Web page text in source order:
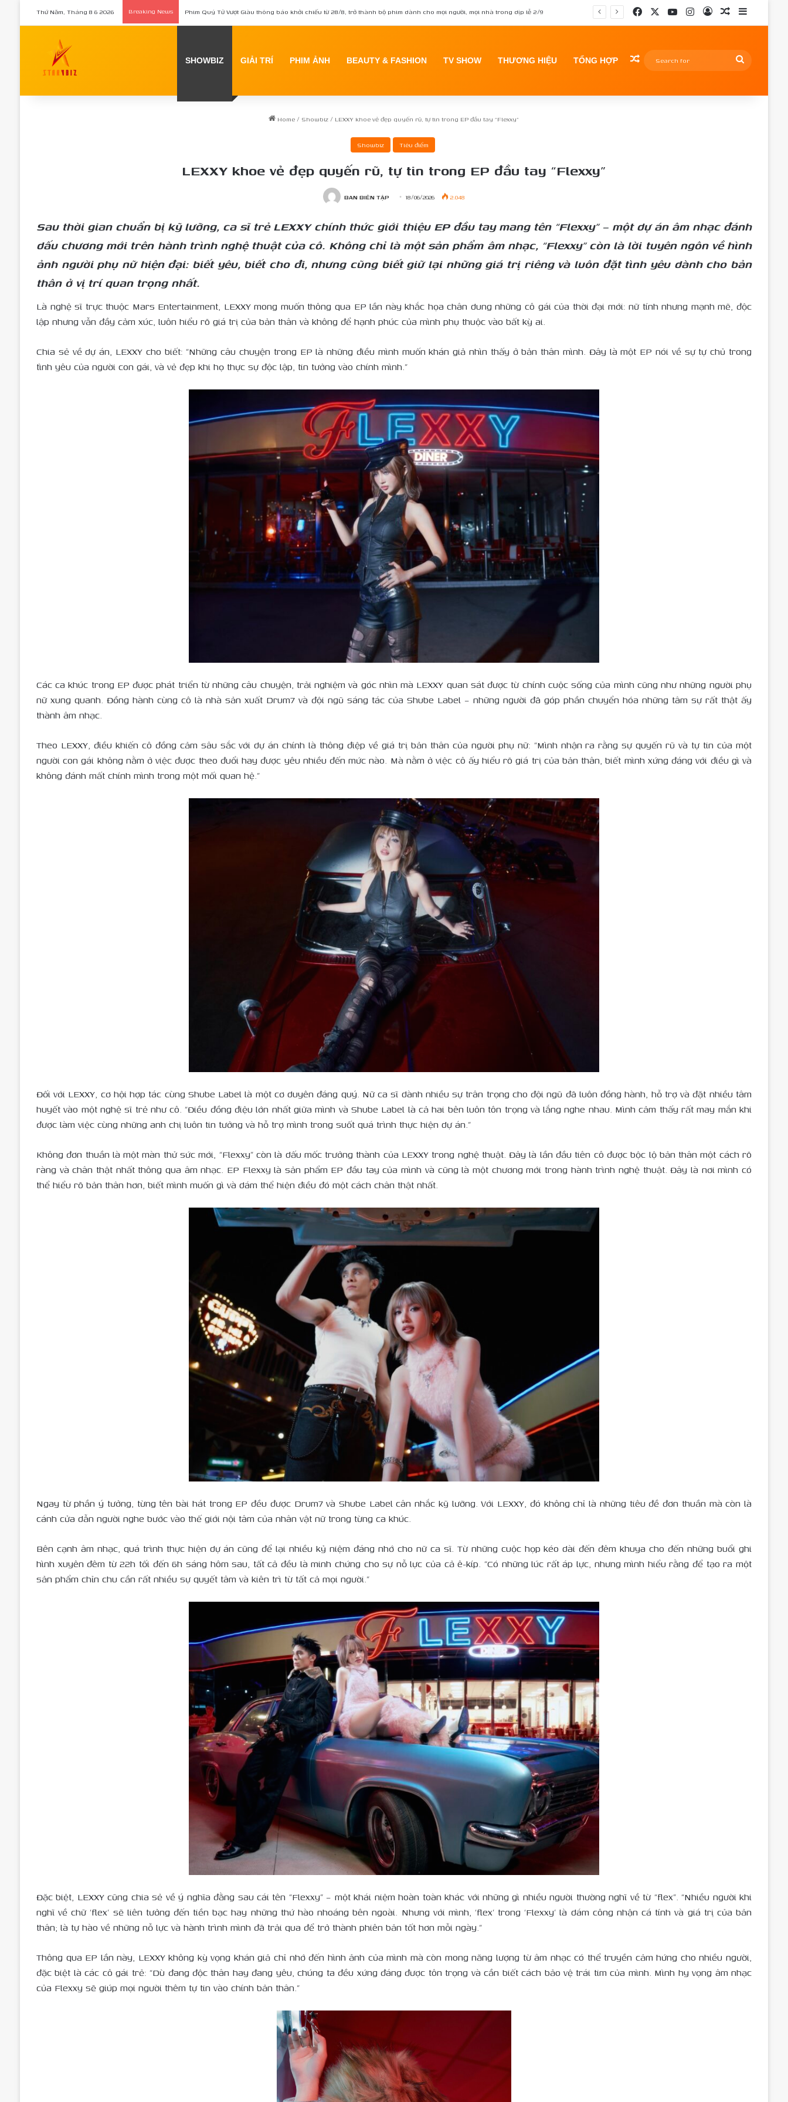
Thứ Năm, Tháng 8 6 2026 Breaking News Nữ chính Tee Yod: Quỷ Ăn Tạng tái xuất trong phim kinh dị Quỷ Móc Mắt FacebookYouTubeInstagram
Log InRandom Article
Sidebar
SHOWBIZ GIẢI TRÍ PHIM ẢNH BEAUTY & FASHION TV SHOW THƯƠNG HIỆU TỔNG HỢP Random Article
Search
Home / Showbiz / LEXXY khoe vẻ đẹp quyến rũ, tự tin trong EP đầu tay “Flexxy”
Showbiz Tiêu điểm
LEXXY khoe vẻ đẹp quyến rũ, tự tin trong EP đầu tay “Flexxy”
BAN BIÊN TẬP 18/06/2026 2.048
Sau thời gian chuẩn bị kỹ lưỡng, ca sĩ trẻ LEXXY chính thức giới thiệu EP đầu tay mang tên “Flexxy” – một dự án âm nhạc đánh
dấu chương mới trên hành trình nghệ thuật của cô. Không chỉ là một sản phẩm âm nhạc, “Flexxy” còn là lời tuyên ngôn về hình
ảnh người phụ nữ hiện đại: biết yêu, biết cho đi, nhưng cũng biết giữ lại những giá trị riêng và luôn đặt tình yêu dành cho bản
thân ở vị trí quan trọng nhất.
Là nghệ sĩ trực thuộc Mars Entertainment, LEXXY mong muốn thông qua EP lần này khắc họa chân dung những cô gái của thời đại mới: nữ tính nhưng mạnh mẽ, độc
lập nhưng vẫn đầy cảm xúc, luôn hiểu rõ giá trị của bản thân và không để hạnh phúc của mình phụ thuộc vào bất kỳ ai.
Chia sẻ về dự án, LEXXY cho biết: “Những câu chuyện trong EP là những điều mình muốn khán giả nhìn thấy ở bản thân mình. Đây là một EP nói về sự tự chủ trong
tình yêu của người con gái, và vẻ đẹp khi họ thực sự độc lập, tin tưởng vào chính mình.”
Các ca khúc trong EP được phát triển từ những câu chuyện, trải nghiệm và góc nhìn mà LEXXY quan sát được từ chính cuộc sống của mình cũng như những người phụ
nữ xung quanh. Đồng hành cùng cô là nhà sản xuất Drum7 và đội ngũ sáng tác của Shube Label – những người đã góp phần chuyển hóa những tâm sự rất thật ấy
thành âm nhạc.
Theo LEXXY, điều khiến cô đồng cảm sâu sắc với dự án chính là thông điệp về giá trị bản thân của người phụ nữ: “Mình nhận ra rằng sự quyến rũ và tự tin của một
người con gái không nằm ở việc được theo đuổi hay được yêu nhiều đến mức nào. Mà nằm ở việc cô ấy hiểu rõ giá trị của bản thân, biết mình xứng đáng với điều gì và
không đánh mất chính mình trong một mối quan hệ.”
Đối với LEXXY, cơ hội hợp tác cùng Shube Label là một cơ duyên đáng quý. Nữ ca sĩ dành nhiều sự trân trọng cho đội ngũ đã luôn đồng hành, hỗ trợ và đặt nhiều tâm
huyết vào một nghệ sĩ trẻ như cô. “Điều đồng điệu lớn nhất giữa mình và Shube Label là cả hai bên luôn tôn trọng và lắng nghe nhau. Mình cảm thấy rất may mắn khi
được làm việc cùng những anh chị luôn tin tưởng và hỗ trợ mình trong suốt quá trình thực hiện dự án.”
Không đơn thuần là một màn thử sức mới, “Flexxy” còn là dấu mốc trưởng thành của LEXXY trong nghệ thuật. Đây là lần đầu tiên cô được bộc lộ bản thân một cách rõ
ràng và chân thật nhất thông qua âm nhạc. EP Flexxy là sản phẩm EP đầu tay của mình và cũng là một chương mới trong hành trình nghệ thuật. Đây là nơi mình có
thể hiểu rõ bản thân hơn, biết mình muốn gì và dám thể hiện điều đó một cách chân thật nhất.
Ngay từ phần ý tưởng, từng tên bài hát trong EP đều được Drum7 và Shube Label cân nhắc kỹ lưỡng. Với LEXXY, đó không chỉ là những tiêu đề đơn thuần mà còn là
cánh cửa dẫn người nghe bước vào thế giới nội tâm của nhân vật nữ trong từng ca khúc.
Bên cạnh âm nhạc, quá trình thực hiện dự án cũng để lại nhiều kỷ niệm đáng nhớ cho nữ ca sĩ. Từ những cuộc họp kéo dài đến đêm khuya cho đến những buổi ghi
hình xuyên đêm từ 22h tối đến 6h sáng hôm sau, tất cả đều là minh chứng cho sự nỗ lực của cả ê-kíp. “Có những lúc rất áp lực, nhưng mình hiểu rằng để tạo ra một
sản phẩm chỉn chu cần rất nhiều sự quyết tâm và kiên trì từ tất cả mọi người.”
Đặc biệt, LEXXY cũng chia sẻ về ý nghĩa đằng sau cái tên “Flexxy” – một khái niệm hoàn toàn khác với những gì nhiều người thường nghĩ về từ “flex”. “Nhiều người khi
nghĩ về chữ ‘flex’ sẽ liên tưởng đến tiền bạc hay những thứ hào nhoáng bên ngoài. Nhưng với mình, ‘flex’ trong ‘Flexxy’ là dám công nhận cá tính và giá trị của bản
thân; là tự hào về những nỗ lực và hành trình mình đã trải qua để trở thành phiên bản tốt hơn mỗi ngày.”
Thông qua EP lần này, LEXXY không kỳ vọng khán giả chỉ nhớ đến hình ảnh của mình mà còn mong năng lượng từ âm nhạc có thể truyền cảm hứng cho nhiều người,
đặc biệt là các cô gái trẻ: “Dù đang độc thân hay đang yêu, chúng ta đều xứng đáng được tôn trọng và cần biết cách bảo vệ trái tim của mình. Mình hy vọng âm nhạc
của Flexxy sẽ giúp mọi người thêm tự tin vào chính bản thân.”